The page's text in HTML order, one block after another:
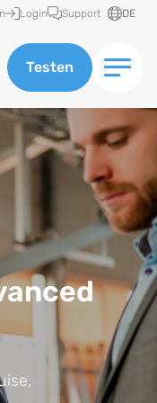
Login Support DE
Testen